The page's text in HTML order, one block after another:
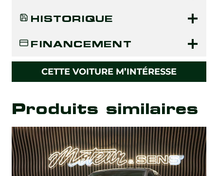
HISTORIQUE
FINANCEMENT
CETTE VOITURE M’INTÉRESSE
Produits similaires